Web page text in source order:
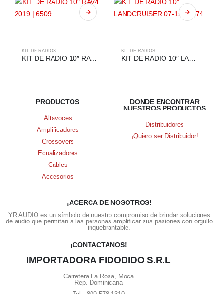
KIT DE RADIOS
KIT DE RADIO 10″ RAV4 2019 | 6509
KIT DE RADIOS
PRODUCTOS
Altavoces
Amplificadores
Crossovers
Ecualizadores
Cables
Accesorios
DONDE ENCONTRAR
NUESTROS PRODUCTOS
Distribuidores
¡Quiero ser Distribuidor!
¡ACERCA DE NOSOTROS!
YR AUDIO es un símbolo de nuestro compromiso de brindar soluciones
de audio que permitan a las personas amplificar sus pasiones con orgullo
inquebrantable.
¡CONTACTANOS!
IMPORTADORA FIDODIDO S.R.L
Carretera La Rosa, Moca
Rep. Dominicana